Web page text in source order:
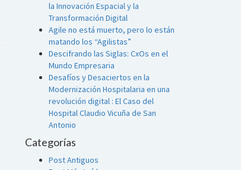
la Innovación Espacial y la
Transformación Digital
Agile no está muerto, pero lo están
matando los “Agilistas”
Descifrando las Siglas: CxOs en el
Mundo Empresaria
Desafíos y Desaciertos en la
Modernización Hospitalaria en una
revolución digital : El Caso del
Hospital Claudio Vicuña de San
Antonio
Categorías
Post Antiguos